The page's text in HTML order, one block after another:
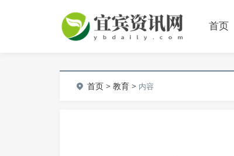
首页
首页 >教育 > 内容